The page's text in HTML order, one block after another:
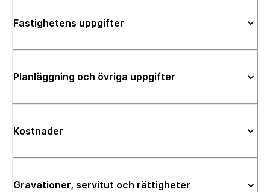
Fastighetens uppgifter
Planläggning och övriga uppgifter
Kostnader
Gravationer, servitut och rättigheter